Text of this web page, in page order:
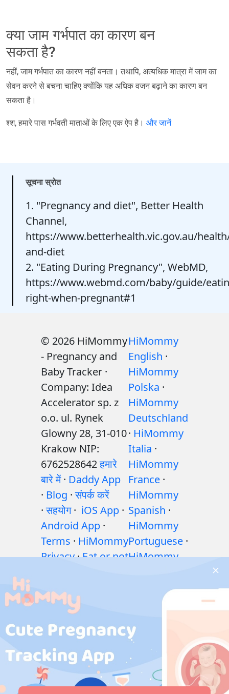
क्या जाम गर्भपात का कारण बन
सकता है?
नहीं, जाम गर्भपात का कारण नहीं बनता। तथापि, अत्यधिक मात्रा में जाम का
सेवन करने से बचना चाहिए क्योंकि यह अधिक वजन बढ़ाने का कारण बन
सकता है।
श्श, हमारे पास गर्भवती माताओं के लिए एक ऐप है। और जानें
सूचना स्रोत
1. "Pregnancy and diet", Better Health
Channel,
https://www.betterhealth.vic.gov.au/
and-diet
2. "Eating During Pregnancy", WebMD,
https://www.webmd.com/baby/guide/
right-when-pregnant#1
© 2026 HiMommy
- Pregnancy and
Baby Tracker ·
Company: Idea
Accelerator sp. z
o.o. ul. Rynek
Glowny 28, 31-010
Krakow NIP:
6762528642हमारे
बारे में· Daddy App
· Blog ·संपर्क करें
·सहयोग· iOS App ·
Android App ·
Terms · HiMommy
Privacy·Eat or not
के दौरान व्यायाम
गर्भावस्था के दौरान
स्वास्थ्य संबंधी समस्याएं
·गर्भावस्था के दौरान
दवाएँ·बच्चे के स्वास्थ्य
समस्याएँ
·Articles·
HiMommy
English ·
HiMommy
Polska ·
HiMommy
Deutschland
· HiMommy
Italia ·
HiMommy
France ·
HiMommy
Spanish ·
HiMommy
Portuguese ·
HiMommy
HiMommy
Indonesia
Japan
HiMommy